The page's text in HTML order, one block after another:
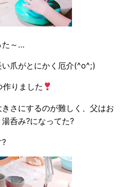
た～…
爪がとにかく厄介(^o^;)
りました
さにするのが難しく、父はお
呑み?になってた?